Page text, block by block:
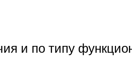
и по типу